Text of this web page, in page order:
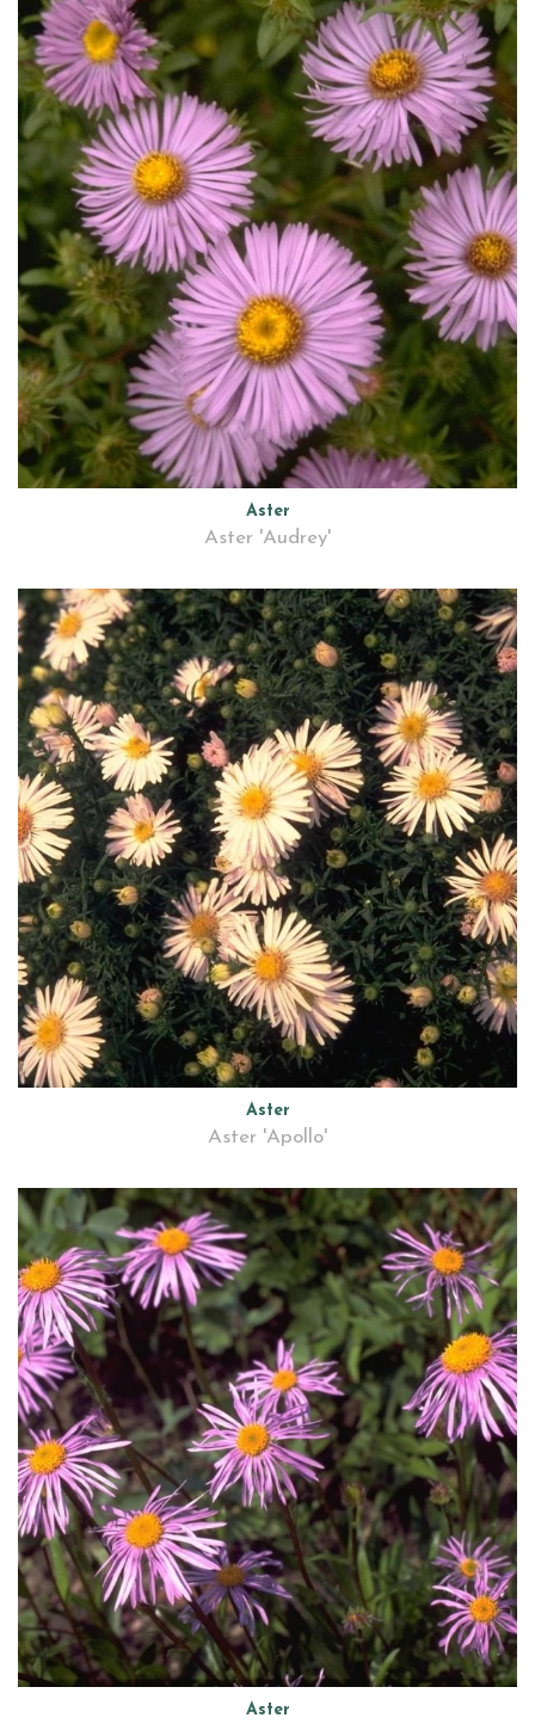
Aster
Aster 'Audrey'
Aster
Aster 'Apollo'
Aster